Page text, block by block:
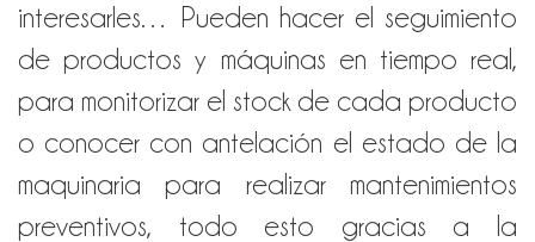
interesarles… Pueden hacer el seguimiento
de productos y máquinas en tiempo real,
para monitorizar el stock de cada producto
o conocer con antelación el estado de la
maquinaria para realizar mantenimientos
preventivos, todo esto gracias a la